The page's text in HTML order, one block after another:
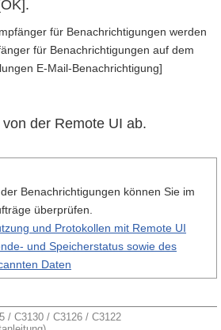
für Benachrichtigungen werden
für Benachrichtigungen auf dem
E-Mail-Benachrichtigung]
der Remote UI ab.
Benachrichtigungen können Sie im
überprüfen.
und Protokollen mit Remote UI
und Speicherstatus sowie des
Daten
/ C3130 / C3126 / C3122